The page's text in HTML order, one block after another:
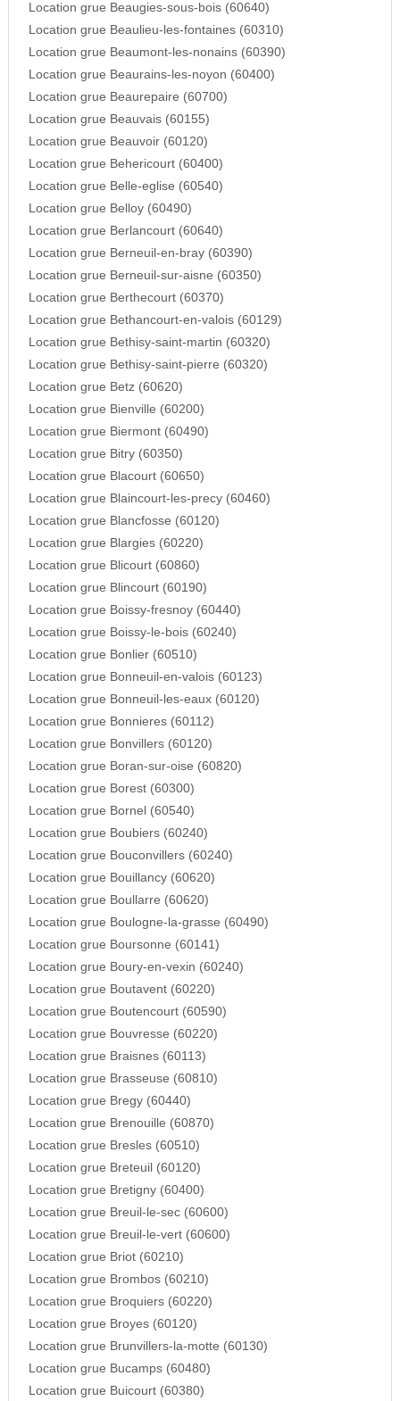
Location grue Beaugies-sous-bois (60640)
Location grue Beaulieu-les-fontaines (60310)
Location grue Beaumont-les-nonains (60390)
Location grue Beaurains-les-noyon (60400)
Location grue Beaurepaire (60700)
Location grue Beauvais (60155)
Location grue Beauvoir (60120)
Location grue Behericourt (60400)
Location grue Belle-eglise (60540)
Location grue Belloy (60490)
Location grue Berlancourt (60640)
Location grue Berneuil-en-bray (60390)
Location grue Berneuil-sur-aisne (60350)
Location grue Berthecourt (60370)
Location grue Bethancourt-en-valois (60129)
Location grue Bethisy-saint-martin (60320)
Location grue Bethisy-saint-pierre (60320)
Location grue Betz (60620)
Location grue Bienville (60200)
Location grue Biermont (60490)
Location grue Bitry (60350)
Location grue Blacourt (60650)
Location grue Blaincourt-les-precy (60460)
Location grue Blancfosse (60120)
Location grue Blargies (60220)
Location grue Blicourt (60860)
Location grue Blincourt (60190)
Location grue Boissy-fresnoy (60440)
Location grue Boissy-le-bois (60240)
Location grue Bonlier (60510)
Location grue Bonneuil-en-valois (60123)
Location grue Bonneuil-les-eaux (60120)
Location grue Bonnieres (60112)
Location grue Bonvillers (60120)
Location grue Boran-sur-oise (60820)
Location grue Borest (60300)
Location grue Bornel (60540)
Location grue Boubiers (60240)
Location grue Bouconvillers (60240)
Location grue Bouillancy (60620)
Location grue Boullarre (60620)
Location grue Boulogne-la-grasse (60490)
Location grue Boursonne (60141)
Location grue Boury-en-vexin (60240)
Location grue Boutavent (60220)
Location grue Boutencourt (60590)
Location grue Bouvresse (60220)
Location grue Braisnes (60113)
Location grue Brasseuse (60810)
Location grue Bregy (60440)
Location grue Brenouille (60870)
Location grue Bresles (60510)
Location grue Breteuil (60120)
Location grue Bretigny (60400)
Location grue Breuil-le-sec (60600)
Location grue Breuil-le-vert (60600)
Location grue Briot (60210)
Location grue Brombos (60210)
Location grue Broquiers (60220)
Location grue Broyes (60120)
Location grue Brunvillers-la-motte (60130)
Location grue Bucamps (60480)
Location grue Buicourt (60380)